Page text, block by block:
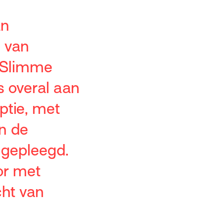
overal aan
met
de
met
van